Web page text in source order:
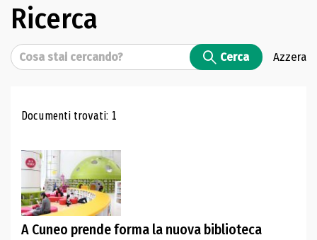
Ricerca
Cerca Cerca Azzera
Risultati di ricerca
Documenti trovati: 1
A Cuneo prende forma la nuova biblioteca